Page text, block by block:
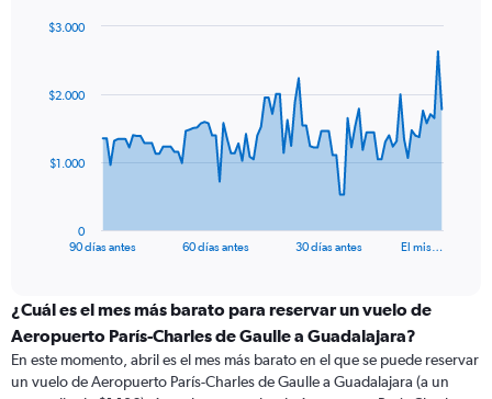
data
The
categories.
Range:
91
categories.
The
90 días antes 60 días antes 30 días antes El mis…
0
$1.000
$2.000
$3.000
¿Cuál es el mes más barato para reservar un vuelo de
Aeropuerto París-Charles de Gaulle a Guadalajara?
En este momento, abril es el mes más barato en el que se puede reservar
un vuelo de Aeropuerto París-Charles de Gaulle a Guadalajara (a un